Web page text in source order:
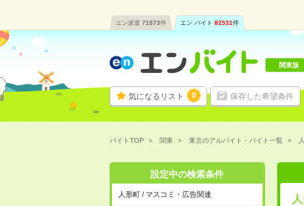
エン派遣 71573件 エン バイト 82531件
気になるリスト 0 保存した希望条件
関東版
バイトTOP 関東 東京のアルバイト・バイト一覧
設定中の検索条件
人形町 / マスコミ・広告関連